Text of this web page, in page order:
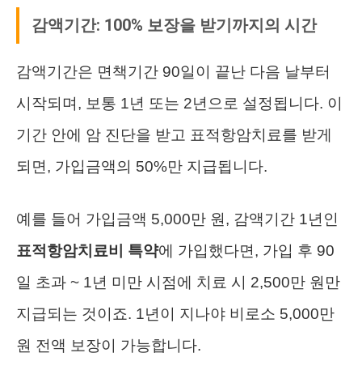
감액기간: 100% 보장을 받기까지의 시간
감액기간은 면책기간 90일이 끝난 다음 날부터
시작되며, 보통 1년 또는 2년으로 설정됩니다. 이
기간 안에 암 진단을 받고 표적항암치료를 받게
되면, 가입금액의 50%만 지급됩니다.
예를 들어 가입금액 5,000만 원, 감액기간 1년인
표적항암치료비 특약에 가입했다면, 가입 후 90
일 초과 ~ 1년 미만 시점에 치료 시 2,500만 원만
지급되는 것이죠. 1년이 지나야 비로소 5,000만
원 전액 보장이 가능합니다.